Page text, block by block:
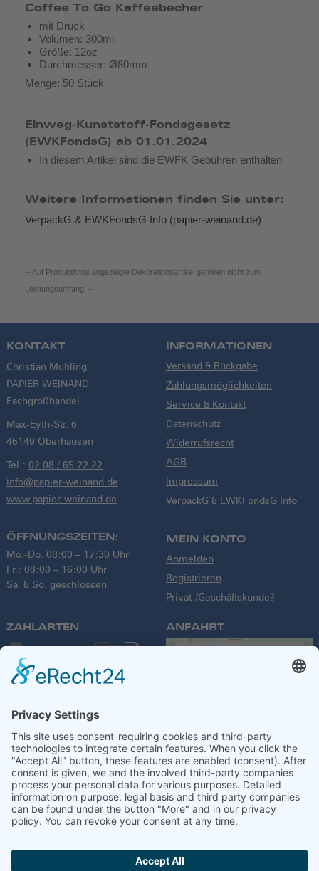
Coffee To Go Kaffeebecher
mit Druck
Volumen: 300ml
Größe: 12oz
Durchmesser: Ø80mm
Menge: 50 Stück
Einweg-Kunststoff-Fondsgesetz
(EWKFondsG) ab 01.01.2024
In diesem Artikel sind die EWFK Gebühren enthalten
Weitere Informationen finden Sie unter:
VerpackG & EWKFondsG Info (papier-weinand.de)
-- Auf Produktfotos angezeigte Dekorationsartikel gehören nicht zum
Leistungsumfang. --
KONTAKT
Christian Mühling
PAPIER WEINAND
Fachgroßhandel
Max-Eyth-Str. 6
46149 Oberhausen
Tel.: 02 08 / 65 22 22
info@papier-weinand.de
www.papier-weinand.de
ÖFFNUNGSZEITEN:
Mo.-Do. 08:00 – 17:30 Uhr
Fr.: 08:00 – 16:00 Uhr
Sa. & So. geschlossen
INFORMATIONEN
Versand & Rückgabe
Zahlungsmöglichkeiten
Service & Kontakt
Datenschutz
Widerrufsrecht
AGB
Impressum
VerpackG & EWKFondsG Info
MEIN KONTO
Anmelden
Registrieren
Privat-/Geschäftskunde?
ZAHLARTEN
VERSANDPARTNER
ANFAHRT
We use a third party
service to embed
map content that
may collect data
about your activity.
Please review the